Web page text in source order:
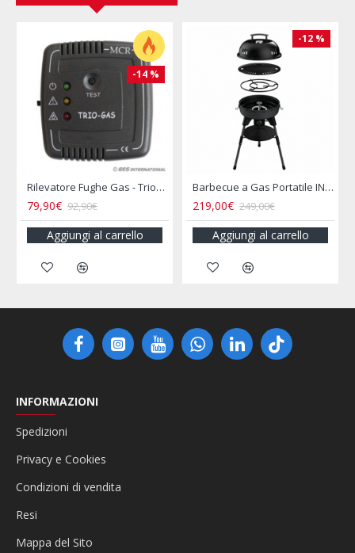
-14 %
Rilevatore Fughe Gas - Triogas Mcr
79,90€ 92,90€
Aggiungi al carrello
-12 %
Barbecue a Gas Portatile INCASA
219,00€ 249,00€
Aggiungi al carrello
INFORMAZIONI
Spedizioni
Privacy e Cookies
Condizioni di vendita
Resi
Mappa del Sito